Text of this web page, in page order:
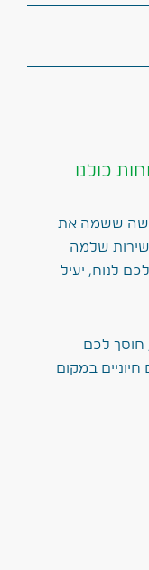
כולנו
ששמה את
שלמה
לנוח, יעיל
1, חוסך לכם
חיוניים במקום